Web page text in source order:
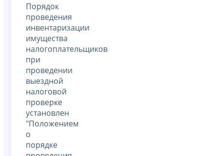
Порядок
проведения
инвентаризации
имущества
налогоплательщиков
при
проведении
выездной
налоговой
проверке
установлен
"Положением
о
порядке